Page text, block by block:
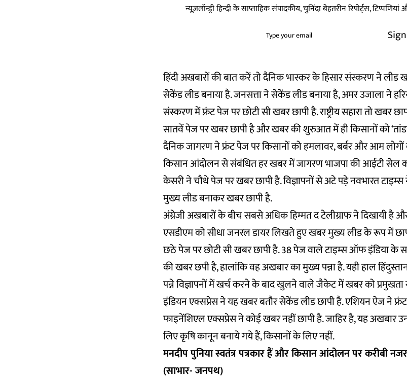
न्यूज़लॉन्ड्री हिन्दी के साप्ताहिक संपादकीय, चुनिंदा बेहतरीन रिपोर्ट्स,
हिंदी अखबारों की बात करें तो दैनिक भास्कर के हिसार संस्करण ने लीड
सेकेंड लीड बनाया है. जनसत्ता ने सेकेंड लीड बनाया है, अमर उजाला ने
संस्करण में फ्रंट पेज पर छोटी सी खबर छापी है. राष्ट्रीय सहारा तो खबर
सातवें पेज पर खबर छापी है और खबर की शुरुआत में ही किसानों को
दैनिक जागरण ने फ्रंट पेज पर किसानों को हमलावर, बर्बर और आम लोगों
किसान आंदोलन से संबंधित हर खबर में जागरण भाजपा की आईटी सेल का
केसरी ने चौथे पेज पर खबर छापी है. विज्ञापनों से अटे पड़े नवभारत
मुख्य लीड बनाकर खबर छापी है.
अंग्रेजी अखबारों के बीच सबसे अधिक हिम्मत द टेलीग्राफ ने दिखायी
एसडीएम को सीधा जनरल डायर लिखते हुए खबर मुख्य लीड के रूप में
छठे पेज पर छोटी सी खबर छापी है. 38 पेज वाले टाइम्स ऑफ इंडिया के
की खबर छपी है, हालांकि वह अखबार का मुख्य पन्ना है. यही हाल
पन्ने विज्ञापनों में खर्च करने के बाद खुलने वाले जैकेट में खबर को प्रमुखता
इंडियन एक्सप्रेस ने यह खबर बतौर सेकेंड लीड छापी है. एशियन ऐज ने
फाइनेंशिएल एक्सप्रेस ने कोई खबर नहीं छापी है. जाहिर है, यह
लिए कृषि कानून बनाये गये हैं, किसानों के लिए नहीं.
मनदीप पुनिया स्वतंत्र पत्रकार हैं और किसान आंदोलन पर करीबी
(साभार- जनपथ)